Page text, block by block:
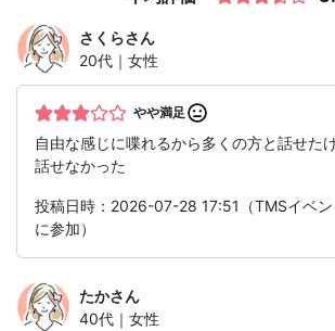
さくらさん
20代｜女性
やや満足
自由な感じに喋れるから多くの方と話せた
話せなかった
投稿日時：2026-07-28 17:51（TMSイベン
に参加）
たかさん
40代｜女性